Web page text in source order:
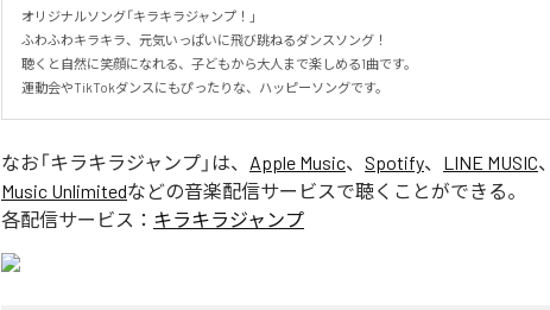
オリジナルソング「キラキラジャンプ！」
ふわふわキラキラ、元気いっぱいに飛び跳ねるダンスソング！
聴くと自然に笑顔になれる、子どもから大人まで楽しめる1曲です。
運動会やTikTokダンスにもぴったりな、ハッピーソングです。
なお「キラキラジャンプ 」は、 Apple Music、 Spotify、 LINE MUSIC、
Music Unlimitedなどの音楽配信サービスで聴くことができる。
各配信サービス： キラキラジャンプ